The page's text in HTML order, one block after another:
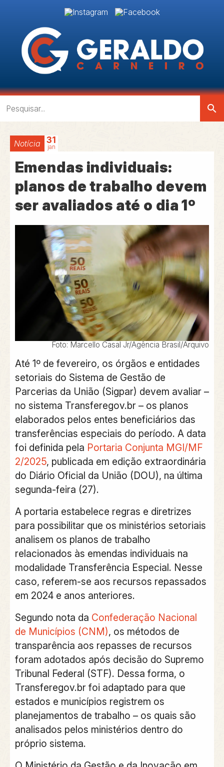
search
Notícia 31
jan
Emendas individuais:
planos de trabalho devem
ser avaliados até o dia 1º
Foto: Marcello Casal Jr/Agência Brasil/Arquivo
Até 1º de fevereiro, os órgãos e entidades
setoriais do Sistema de Gestão de
Parcerias da União (Sigpar) devem avaliar –
no sistema Transferegov.br – os planos
elaborados pelos entes beneficiários das
transferências especiais do período. A data
foi definida pela Portaria Conjunta MGI/MF
2/2025, publicada em edição extraordinária
do Diário Oficial da União (DOU), na última
segunda-feira (27).
A portaria estabelece regras e diretrizes
para possibilitar que os ministérios setoriais
analisem os planos de trabalho
relacionados às emendas individuais na
modalidade Transferência Especial. Nesse
caso, referem-se aos recursos repassados
em 2024 e anos anteriores.
Segundo nota da Confederação Nacional
de Municípios (CNM), os métodos de
transparência aos repasses de recursos
foram adotados após decisão do Supremo
Tribunal Federal (STF). Dessa forma, o
Transferegov.br foi adaptado para que
estados e municípios registrem os
planejamentos de trabalho – os quais são
analisados pelos ministérios dentro do
próprio sistema.